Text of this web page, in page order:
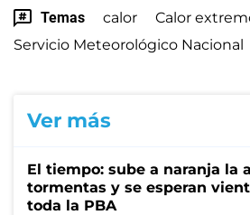
Temas calor
Calor
Servicio Meteorológico Nacional
Ver más
El tiempo: sube a naranja la
tormentas y se esperan
toda la PBA